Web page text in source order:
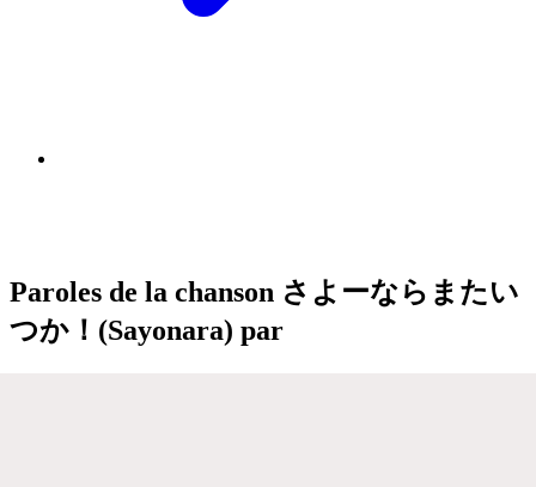
Paroles de la chanson さよーならまたい
つか！(Sayonara) par